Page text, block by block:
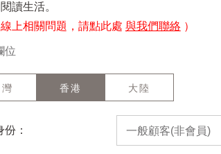
讀生活。
線上相關問題，請點此處 與我們聯絡 ）
位
香港 大陸
： 一般顧客(非會員)